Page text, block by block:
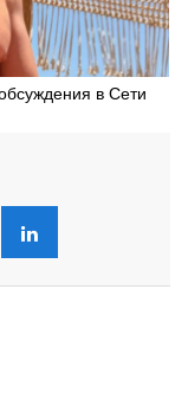
в Сети